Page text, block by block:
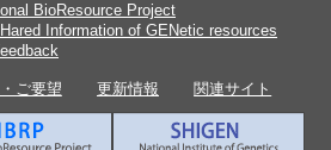
BioResource Project
Information of GENetic resources
ご要望 更新情報 関連サイト